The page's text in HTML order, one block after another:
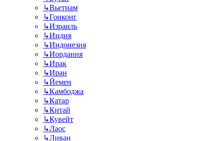
↳Вьетнам
↳Гонконг
↳Израиль
↳Индия
↳Индонезия
↳Иордания
↳Ирак
↳Иран
↳Йемен
↳Камбоджа
↳Катар
↳Китай
↳Кувейт
↳Лаос
↳Ливан